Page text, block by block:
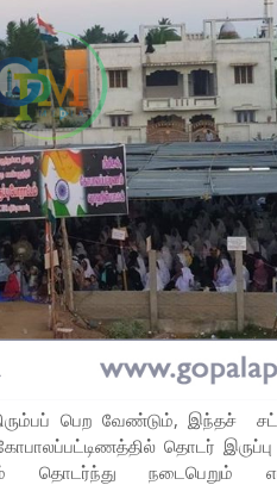
பெற வேண்டும், இந்தச்
தொடர்
தொடர்ந்து நடைபெறும்